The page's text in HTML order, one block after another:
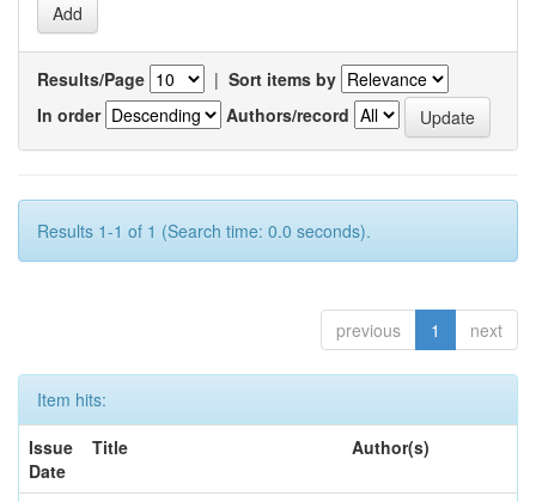
Results/Page | Sort items by
In order
Authors/record
Results 1-1 of 1 (Search time: 0.0 seconds).
previous 1 next
Item hits:
Issue
Date
Title Author(s)